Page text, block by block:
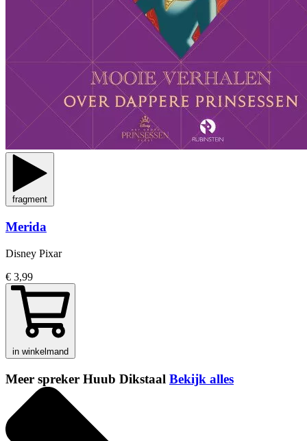
fragment
Merida
Disney Pixar
€ 3,99
in winkelmand
Meer spreker Huub Dikstaal Bekijk alles